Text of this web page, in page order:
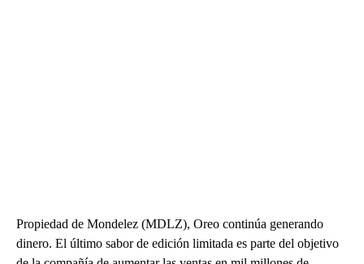
Propiedad de Mondelez (MDLZ), Oreo continúa generando
dinero. El último sabor de edición limitada es parte del objetivo